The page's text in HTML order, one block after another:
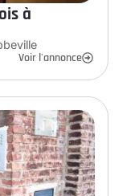
à
Voir l'annonce